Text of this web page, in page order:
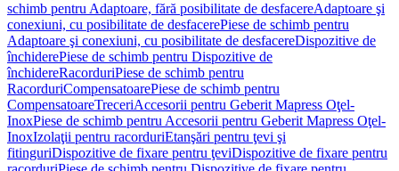
schimb pentru Adaptoare, fără posibilitate de desfacereAdaptoare şi
conexiuni, cu posibilitate de desfacerePiese de schimb pentru
Adaptoare şi conexiuni, cu posibilitate de desfacereDispozitive de
închiderePiese de schimb pentru Dispozitive de
închidereRacorduriPiese de schimb pentru
RacorduriCompensatoarePiese de schimb pentru
CompensatoareTreceriAccesorii pentru Geberit Mapress Oţel-
InoxPiese de schimb pentru Accesorii pentru Geberit Mapress Oţel-
InoxIzolaţii pentru racorduriEtanşări pentru ţevi şi
fitinguriDispozitive de fixare pentru ţeviDispozitive de fixare pentru